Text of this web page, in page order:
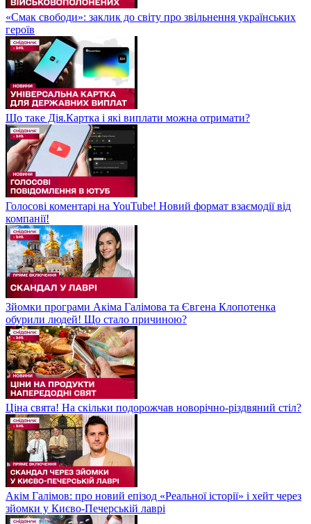
«Смак свободи»: заклик до світу про звільнення українських
героїв
Що таке Дія.Картка і які виплати можна отримати?
Голосові коментарі на YouTube! Новий формат взаємодії від
компанії!
Зйомки програми Акіма Галімова та Євгена Клопотенка
обурили людей! Що стало причиною?
Ціна свята! На скільки подорожчав новорічно-різдвяний стіл?
Акім Галімов: про новий епізод «Реальної історії» і хейт через
зйомки у Києво-Печерській лаврі